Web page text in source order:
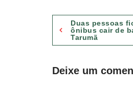
Navegação
de
Duas pessoas
ônibus cair de
Tarumã
Deixe um